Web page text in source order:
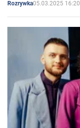
Rozrywka05.03.2025 16:20